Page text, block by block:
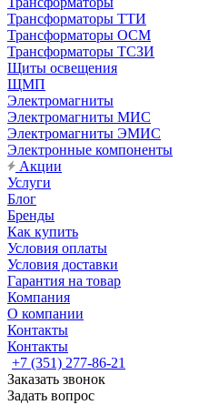
Трансформаторы ТТИ
Трансформаторы ОСМ
Трансформаторы ТСЗИ
Щиты освещения
ЩМП
Электромагниты
Электромагниты МИС
Электромагниты ЭМИС
Электронные компоненты
Акции
Услуги
Блог
Бренды
Как купить
Условия оплаты
Условия доставки
Гарантия на товар
Компания
О компании
Контакты
Контакты
+7 (351) 277-86-21
Заказать звонок
Задать вопрос